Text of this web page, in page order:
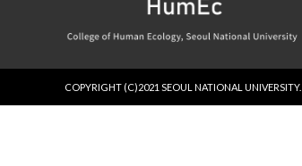
COPYRIGHT (C)2021 SEOUL NATIONAL UNIVERSITY.